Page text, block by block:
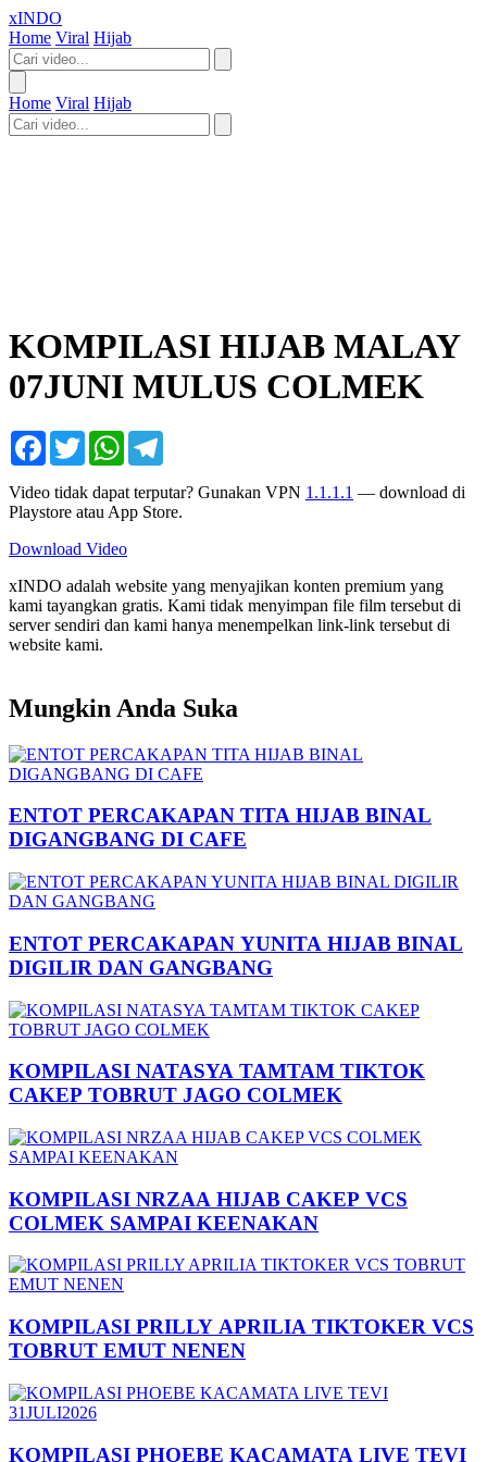
xINDO
Home Viral Hijab
Home Viral Hijab
KOMPILASI HIJAB MALAY
07JUNI MULUS COLMEK
Facebook
TwitterWhatsApp
Video tidak dapat terputar? Gunakan VPN 1.1.1.1 — download di
Playstore atau App Store.
Download Video
xINDO adalah website yang menyajikan konten premium yang
kami tayangkan gratis. Kami tidak menyimpan file film tersebut di
server sendiri dan kami hanya menempelkan link-link tersebut di
website kami.
Mungkin Anda Suka
ENTOT PERCAKAPAN TITA HIJAB BINAL
DIGANGBANG DI CAFE
ENTOT PERCAKAPAN YUNITA HIJAB BINAL
DIGILIR DAN GANGBANG
KOMPILASI NATASYA TAMTAM TIKTOK
CAKEP TOBRUT JAGO COLMEK
KOMPILASI NRZAA HIJAB CAKEP VCS
COLMEK SAMPAI KEENAKAN
KOMPILASI PRILLY APRILIA TIKTOKER VCS
TOBRUT EMUT NENEN
KOMPILASI PHOEBE KACAMATA LIVE TEVI